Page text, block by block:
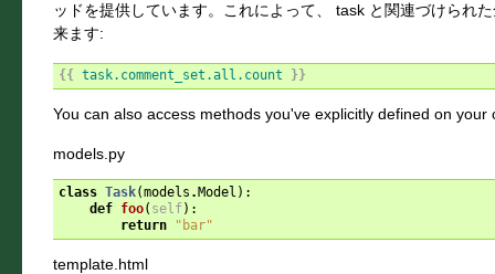
ッドを提供しています。これによって、 task と関連づけられ
来ます:
{{ task.comment_set.all.count }}
You can also access methods you've explicitly defined on your
models.py
class Task(models . Model ):
def foo( self):
return
"bar"
template.html